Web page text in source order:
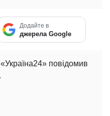
Додайте в
джерела Google
повідомив